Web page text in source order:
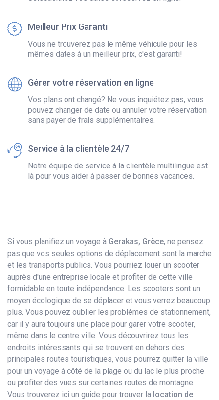
Meilleur Prix Garanti
Vous ne trouverez pas le même véhicule pour les
mêmes dates à un meilleur prix, c'est garanti!
Gérer votre réservation en ligne
Vos plans ont changé? Ne vous inquiétez pas, vous
pouvez changer de date ou annuler votre réservation
sans payer de frais supplémentaires.
Service à la clientèle 24/7
Notre équipe de service à la clientèle multilingue est
là pour vous aider à passer de bonnes vacances.
Si vous planifiez un voyage à Gerakas, Grèce, ne pensez
pas que vos seules options de déplacement sont la marche
et les transports publics. Vous pourriez louer un scooter
auprès d'une entreprise locale et profiter de cette ville
formidable en toute indépendance. Les scooters sont un
moyen écologique de se déplacer et vous verrez beaucoup
plus. Vous pouvez oublier les problèmes de stationnement,
car il y aura toujours une place pour garer votre scooter,
même dans le centre ville. Vous découvrirez tous les
endroits intéressants qui se trouvent en dehors des
principales routes touristiques, vous pourrez quitter la ville
pour un voyage à côté de la plage ou du lac le plus proche
ou profiter des vues sur certaines routes de montagne.
Vous trouverez ici un guide pour trouver la location de